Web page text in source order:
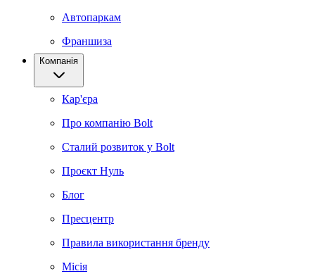
Автопаркам
Франшиза
Компанія
Кар'єра
Про компанію Bolt
Сталий розвиток у Bolt
Проєкт Нуль
Блог
Пресцентр
Правила використання бренду
Місія